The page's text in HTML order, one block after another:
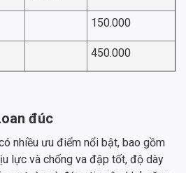
150.000
450.000
đúc
nhiều ưu điểm nổi bật, bao gồm
lực và chống va đập tốt, độ dày